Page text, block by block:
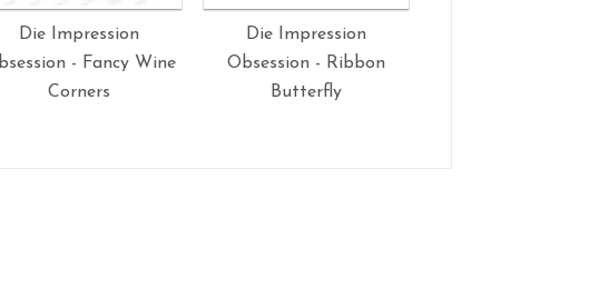
Die Impression
- Fancy Wine
Corners
Die Impression
Obsession - Ribbon
Butterfly